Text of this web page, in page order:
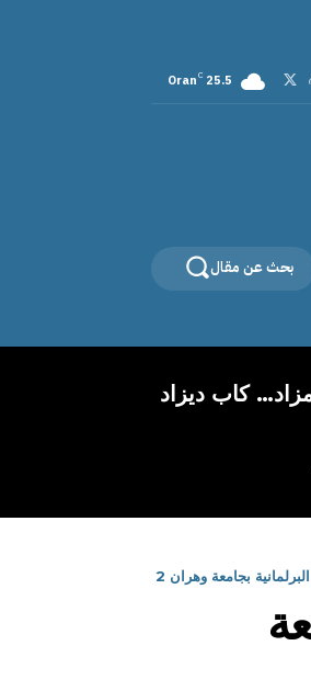
25.5
C
Oran
بحث عن مقال
كاب ديزاد
بجامعة وهران 2